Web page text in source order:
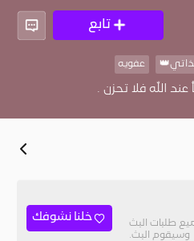
تابع
عفويه
الله فلا تحزن .
طلبات البث
وسيقوم البث.
خلنا نشوفك